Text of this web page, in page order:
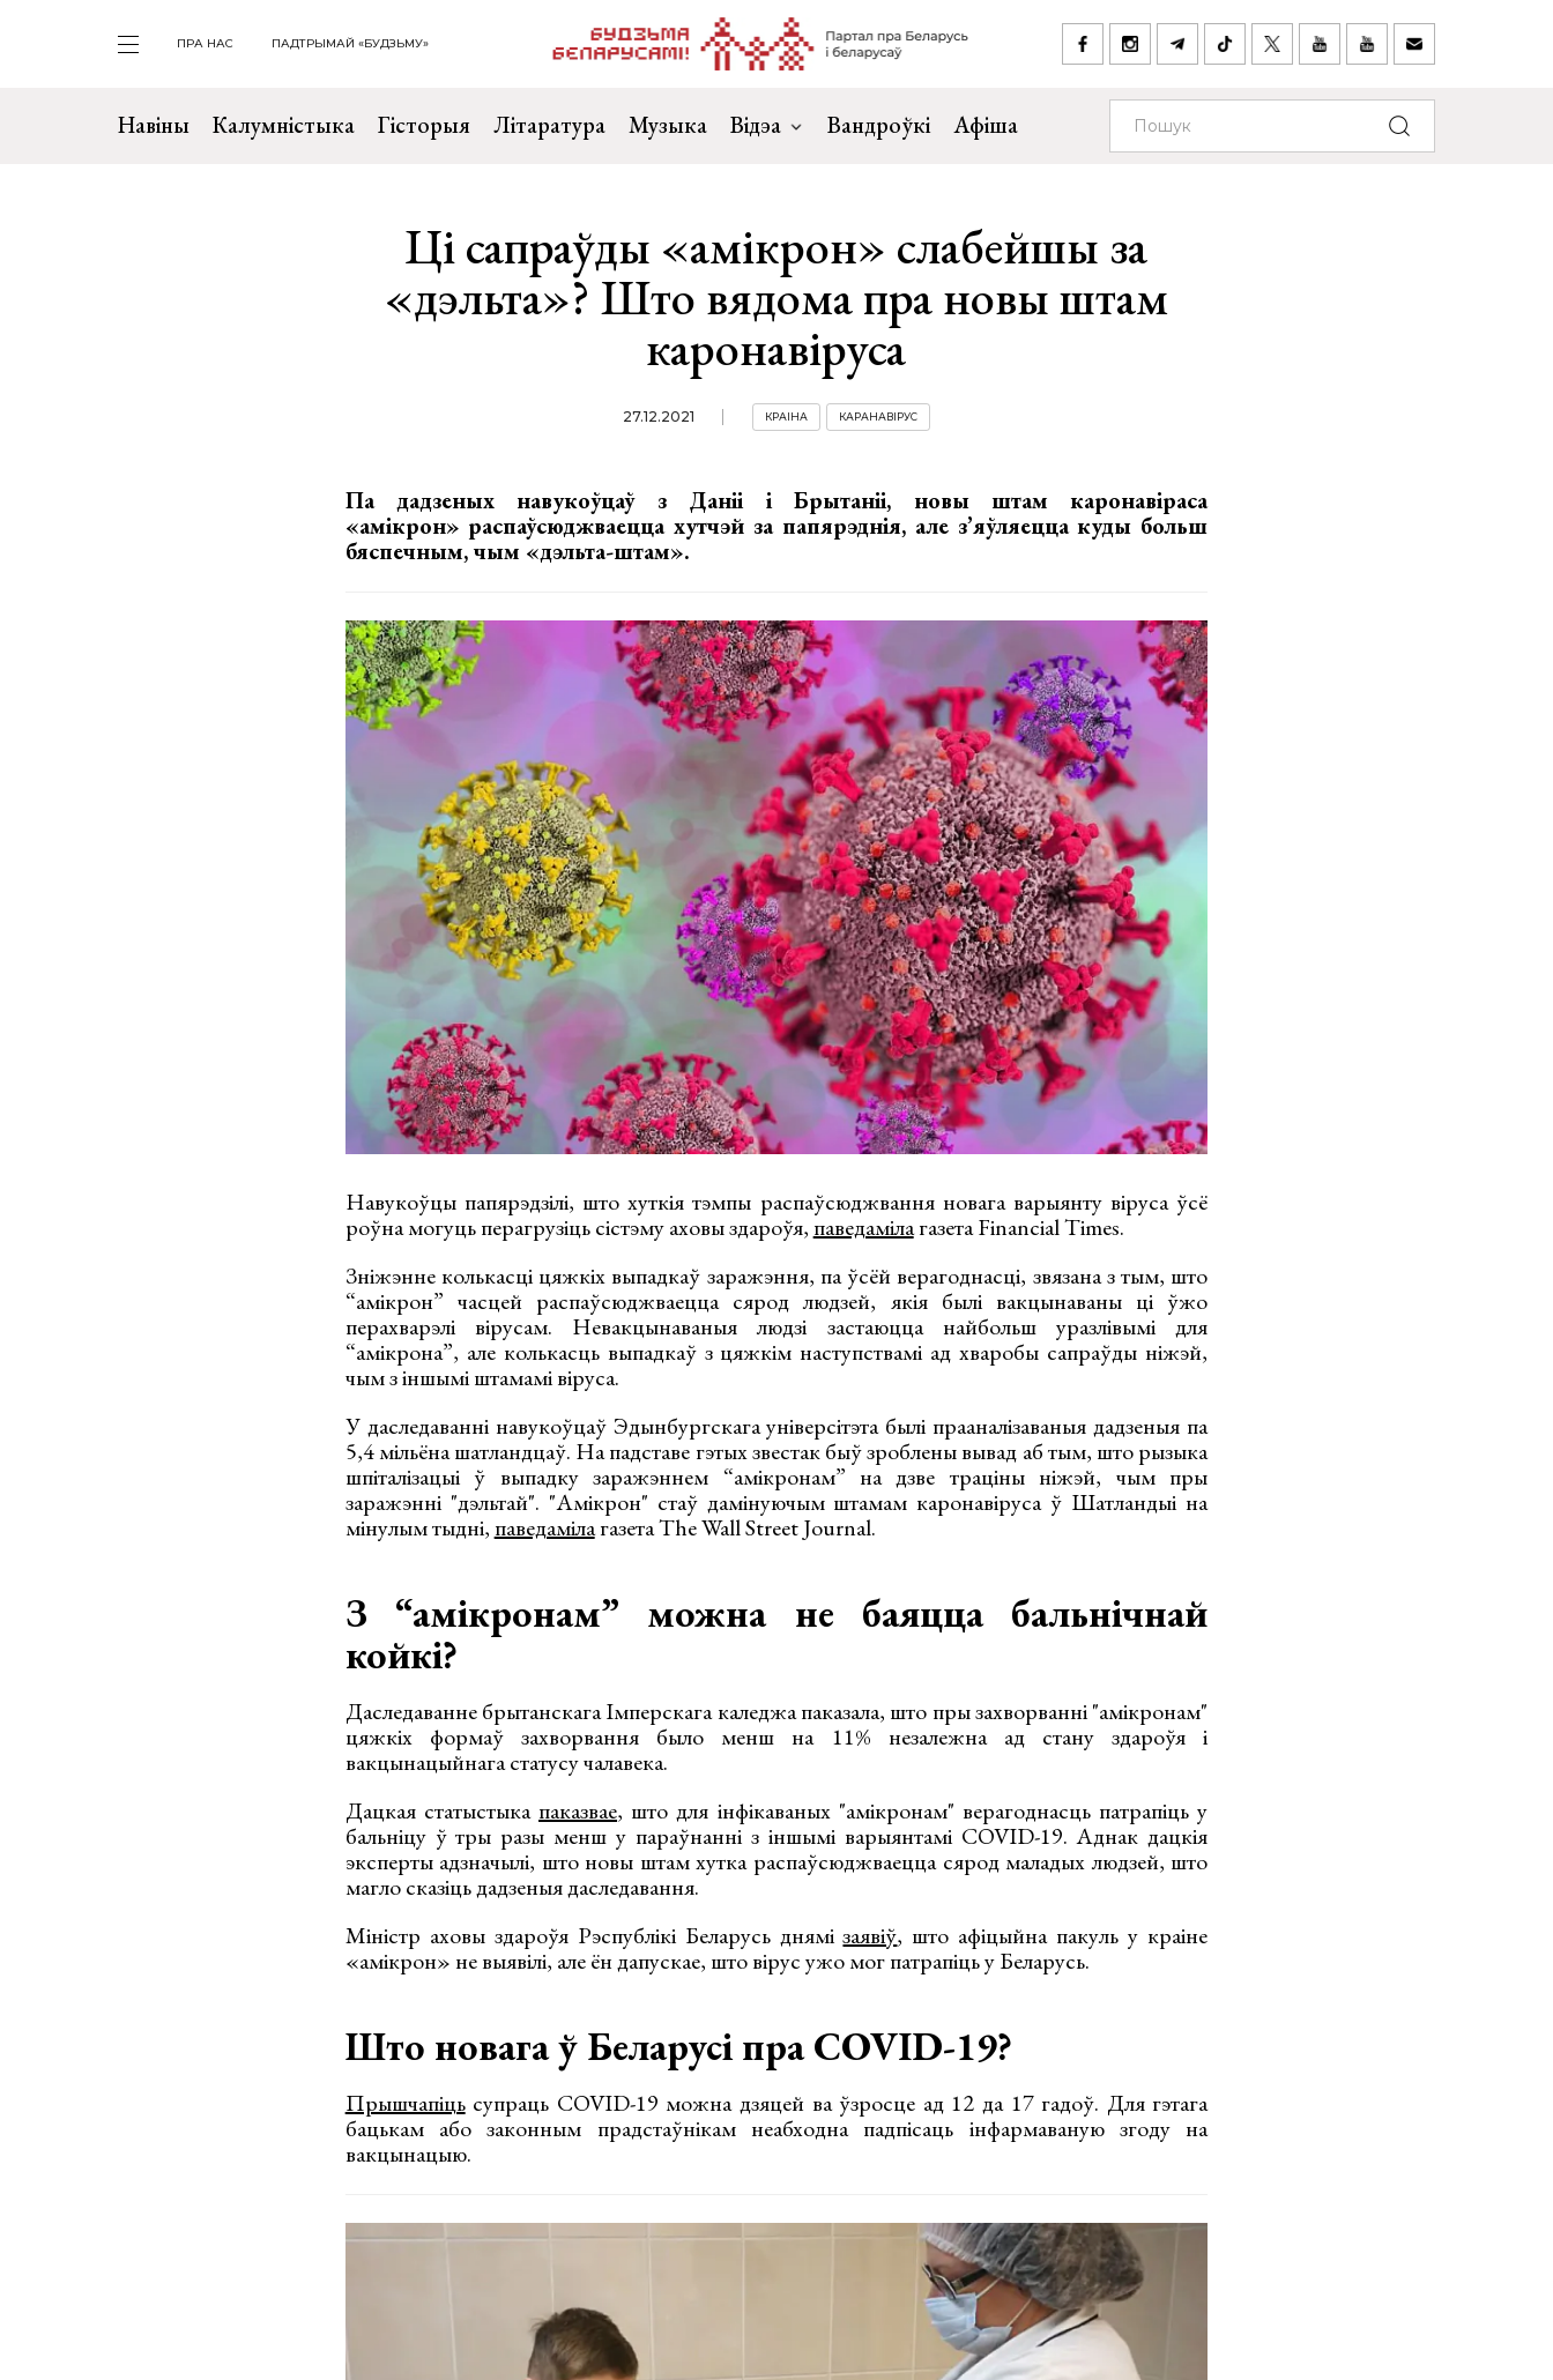
ПРА НАС ПАДТРЫМАЙ «БУДЗЬМУ»
Навіны Калумністыка Гісторыя Літаратура Музыка Відэа Вандроўкі Афіша
Ці сапраўды «амікрон» слабейшы за
«дэльта»? Што вядома пра новы штам
каронавіруса
27.12.2021 КРАІНА КАРАНАВІРУС
Па дадзеных навукоўцаў з Даніі і Брытаніі, новы штам каронавіраса
«амікрон» распаўсюджваецца хутчэй за папярэднія, але з’яўляецца куды больш
бяспечным, чым «дэльта-штам».
Навукоўцы папярэдзілі, што хуткія тэмпы распаўсюджвання новага варыянту віруса ўсё
роўна могуць перагрузіць сістэму аховы здароўя, паведамілагазета Financial Times.
Зніжэнне колькасці цяжкіх выпадкаў заражэння, па ўсёй верагоднасці, звязана з тым, што
“амікрон” часцей распаўсюджваецца сярод людзей, якія былі вакцынаваны ці ўжо
перахварэлі вірусам. Невакцынаваныя людзі застаюцца найбольш уразлівымі для
“амікрона”, але колькасць выпадкаў з цяжкім наступствамі ад хваробы сапраўды ніжэй,
чым з іншымі штамамі віруса.
У даследаванні навукоўцаў Эдынбургскага універсітэта былі прааналізаваныя дадзеныя па
5,4 мільёна шатландцаў. На падставе гэтых звестак быў зроблены вывад аб тым, што рызыка
шпіталізацыі ў выпадку заражэннем “амікронам” на дзве траціны ніжэй, чым пры
заражэнні "дэльтай". "Амікрон" стаў дамінуючым штамам каронавіруса ў Шатландыі на
мінулым тыдні, паведамілагазета The Wall Street Journal.
З “амікронам” можна не баяцца бальнічнай
койкі?
Даследаванне брытанскага Імперскага каледжа паказала, што пры захворванні "амікронам"
цяжкіх формаў захворвання было менш на 11% незалежна ад стану здароўя і
вакцынацыйнага статусу чалавека.
Дацкая статыстыка паказвае, што для інфікаваных "амікронам" верагоднасць патрапіць у
бальніцу ў тры разы менш у параўнанні з іншымі варыянтамі COVID-19. Аднак дацкія
эксперты адзначылі, што новы штам хутка распаўсюджваецца сярод маладых людзей, што
магло сказіць дадзеныя даследавання.
Міністр аховы здароўя Рэспублікі Беларусь днямізаявіў, што афіцыйна пакуль у краіне
«амікрон» не выявілі, але ён дапускае, што вірус ужо мог патрапіць у Беларусь.
Што новага ў Беларусі пра COVID-19?
Прышчапіцьсупраць COVID-19 можна дзяцей ва ўзросце ад 12 да 17 гадоў. Для гэтага
бацькам або законным прадстаўнікам неабходна падпісаць інфармаваную згоду на
вакцынацыю.